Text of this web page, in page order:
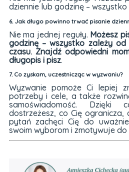
dziennie lub godzinę – wszystko
6. Jak długo powinno trwać pisanie
Nie ma jednej reguły. Możesz
godzinę – wszystko zależy
czasu. Znajdź odpowiedni
długopis i pisz.
7. Co zyskam, uczestnicząc w wyzwaniu?
Wyzwanie pomoże Ci lepiej
potrzeby i cele, a także
samoświadomość. Dzięki
dostrzeżesz, co Cię ogranicza,
pytań zachęci Cię do
swoim wyborom i zmotywuje do